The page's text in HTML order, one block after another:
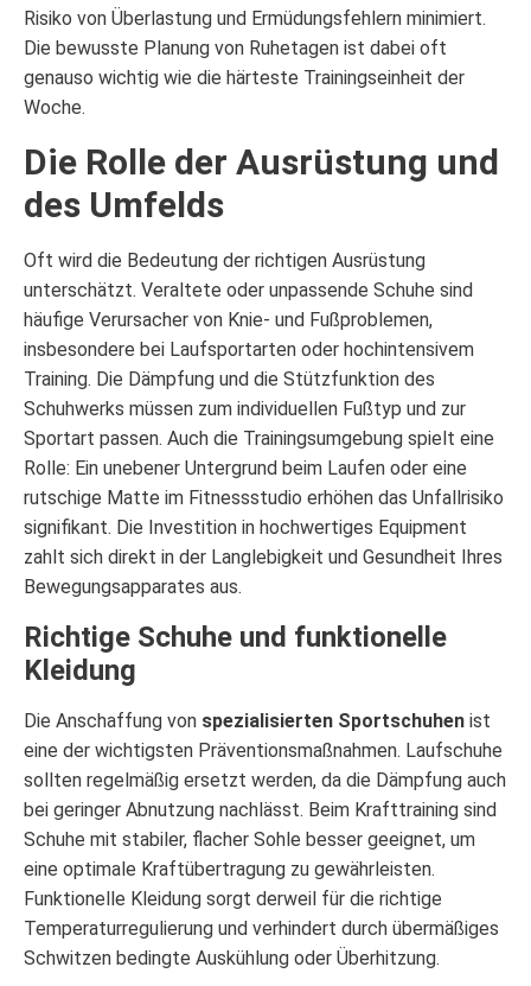
Risiko von Überlastung und Ermüdungsfehlern minimiert.
Die bewusste Planung von Ruhetagen ist dabei oft
genauso wichtig wie die härteste Trainingseinheit der
Woche.
Die Rolle der Ausrüstung und
des Umfelds
Oft wird die Bedeutung der richtigen Ausrüstung
unterschätzt. Veraltete oder unpassende Schuhe sind
häufige Verursacher von Knie- und Fußproblemen,
insbesondere bei Laufsportarten oder hochintensivem
Training. Die Dämpfung und die Stützfunktion des
Schuhwerks müssen zum individuellen Fußtyp und zur
Sportart passen. Auch die Trainingsumgebung spielt eine
Rolle: Ein unebener Untergrund beim Laufen oder eine
rutschige Matte im Fitnessstudio erhöhen das Unfallrisiko
signifikant. Die Investition in hochwertiges Equipment
zahlt sich direkt in der Langlebigkeit und Gesundheit Ihres
Bewegungsapparates aus.
Richtige Schuhe und funktionelle
Kleidung
Die Anschaffung von spezialisierten Sportschuhen ist
eine der wichtigsten Präventionsmaßnahmen. Laufschuhe
sollten regelmäßig ersetzt werden, da die Dämpfung auch
bei geringer Abnutzung nachlässt. Beim Krafttraining sind
Schuhe mit stabiler, flacher Sohle besser geeignet, um
eine optimale Kraftübertragung zu gewährleisten.
Funktionelle Kleidung sorgt derweil für die richtige
Temperaturregulierung und verhindert durch übermäßiges
Schwitzen bedingte Auskühlung oder Überhitzung.